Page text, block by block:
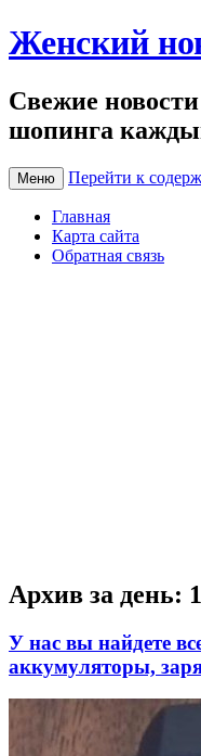
Женский
Свежие
шопинга
Меню Перейти к
Главная
Карта сайта
Обратная связь
Архив за день:
У нас вы найдете
аккумуляторы,